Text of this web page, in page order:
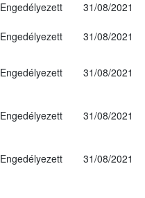
Engedélyezett
31/08/2021
Engedélyezett
31/08/2021
Engedélyezett 31/08/2021
Engedélyezett 31/08/2021
Engedélyezett 31/08/2021